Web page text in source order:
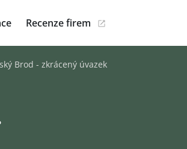
Recenze firem
Brod - zkrácený úvazek